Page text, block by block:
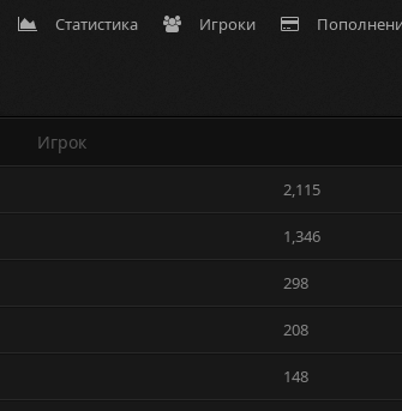
Статистика Игроки
Игрок
2,115
1,346
298
208
148